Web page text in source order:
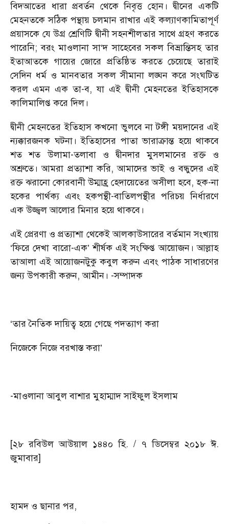
বিদআতের ধারা প্রবর্তন থেকে নিবৃত্ত হোন। দ্বীনের একটি
মেহনতকে সঠিক পন্থায় চলমান রাখার এই কল্যাণকামিতাপূর্ণ
প্রয়াসকে যে উগ্র শ্রেণিটি দ্বীনী সহনশীলতার সাথে গ্রহণ করতে
পারেনি; বরং মাওলানা সা‘দ সাহেবের সকল বিভ্রান্তিসহ তার
ইতাআতকে গায়ের জোরে প্রতিষ্ঠিত করতে চেয়েছে তারাই
সেদিন ধর্ম ও মানবতার সকল সীমানা লঙ্ঘন করে সংঘটিত
করল এমন এক তা-ব, যা এই দ্বীনী মেহনতের ইতিহাসকে
কালিমালিপ্ত করে দিল।
দ্বীনী মেহনতের ইতিহাস কখনো ভুলবে না টঙ্গী ময়দানের এই
ন্যক্কারজনক ঘটনা। ইতিহাসের পাতা ভারাক্রান্ত হয়ে থাকবে
শত শত উলামা-তলাবা ও দ্বীনদার মুসলমানের রক্ত ও
অশ্রুতে। আমরা প্রত্যাশা করি, আমাদের ভাই ও বন্ধুদের এই
রক্ত ঝরানো কোরবানী উম্মাহ্র হেদায়েতের অসীলা হবে, হক-না
হকের পার্থক্য এবং হকপন্থী-বাতিলপন্থীর পরিচয় নির্ধারণে
এক উজ্জ্বল আলোর মিনার হয়ে থাকবে।
এই প্রেরণা ও প্রত্যাশা থেকেই আলকাউসারের বর্তমান সংখ্যায়
‘ফিরে দেখা বারো-এক’ শীর্ষক এই সংক্ষিপ্ত আয়োজন। আল্লাহ
তাআলা এই আয়োজনটুকু কবুল করুন এবং পাঠক সাধারণের
জন্য উপকারী করুন, আমীন। -সম্পাদক
‘তার নৈতিক দায়িত্ব হয়ে গেছে পদত্যাগ করা
নিজেকে নিজে বরখাস্ত করা’
-মাওলানা আবুল বাশার মুহাম্মাদ সাইফুল ইসলাম
[২৮ রবিউল আউয়াল ১৪৪০ হি. / ৭ ডিসেম্বর ২০১৮ ঈ.
জুমাবার]
হামদ ও ছানার পর,